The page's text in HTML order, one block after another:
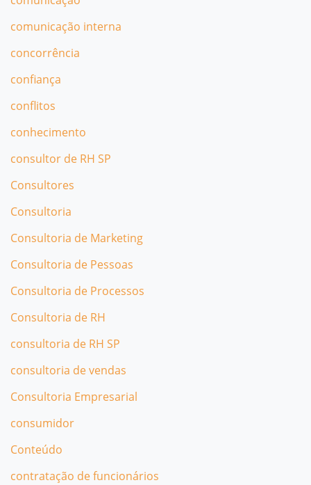
comunicação interna
concorrência
confiança
conflitos
conhecimento
consultor de RH SP
Consultores
Consultoria
Consultoria de Marketing
Consultoria de Pessoas
Consultoria de Processos
Consultoria de RH
consultoria de RH SP
consultoria de vendas
Consultoria Empresarial
consumidor
Conteúdo
contratação de funcionários